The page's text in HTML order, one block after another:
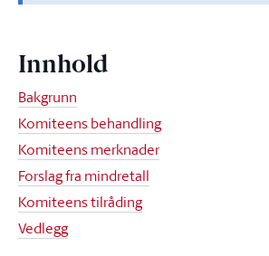
Innhold
Bakgrunn
Komiteens behandling
Komiteens merknader
Forslag fra mindretall
Komiteens tilråding
Vedlegg